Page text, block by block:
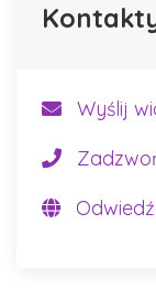
Wyślij